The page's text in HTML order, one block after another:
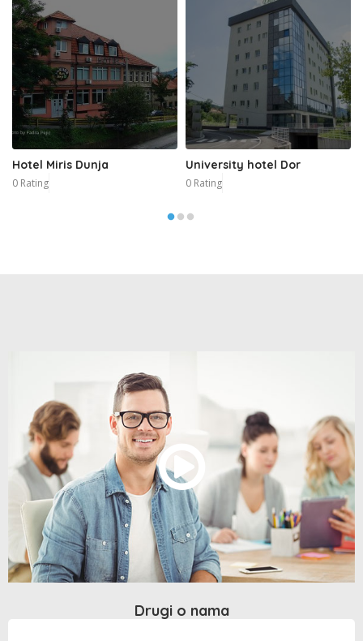
Hotel Miris Dunja
0 Rating
University hotel Dor
0 Rating
Drugi o nama